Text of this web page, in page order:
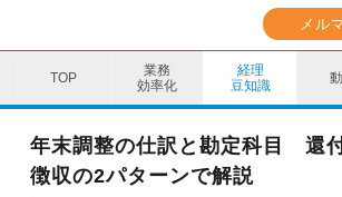
メル
業務
効率化
経理
豆知識
業務効率化
経理豆知識
年末調整の仕訳と勘定科目 還
徴収の2パターンで解説